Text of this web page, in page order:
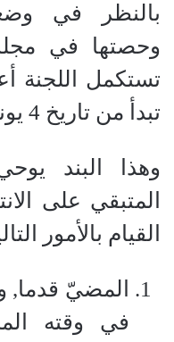
بالنظر في
وحصتها في
تبدأ من تاريخ 4 يونيو الجاري.
وهذا البند
المتبقي على
القيام بالأمور
المضيّ قدما,
في وقته